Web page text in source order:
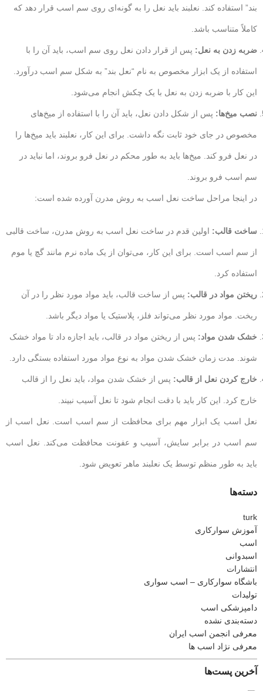
بند” استفاده کند. نعلبند باید نعل را به گونه‌ای روی سم اسب قرار دهد که
کاملاً متناسب باشد.
ضربه زدن به نعل: پس از قرار دادن نعل روی سم اسب، باید آن را با
استفاده از یک ابزار مخصوص به نام “نعل بند” به شکل سم اسب درآورد.
این کار با ضربه زدن به نعل با یک چکش انجام می‌شود.
نصب میخ‌ها: پس از شکل دادن نعل، باید آن را با استفاده از میخ‌های
مخصوص در جای خود ثابت نگه داشت. برای این کار، نعلبند باید میخ‌ها را
در نعل فرو کند. میخ‌ها باید به طور محکم در نعل فرو بروند، اما نباید در
سم اسب فرو بروند.
در اینجا مراحل ساخت نعل اسب به روش مدرن آورده شده است:
ساخت قالب: اولین قدم در ساخت نعل اسب به روش مدرن، ساخت قالبی
از سم اسب است. برای این کار، می‌توان از یک ماده نرم مانند گچ یا موم
استفاده کرد.
ریختن مواد در قالب: پس از ساخت قالب، باید مواد مورد نظر را در آن
ریخت. مواد مورد نظر می‌تواند فلز، پلاستیک یا مواد دیگر باشد.
خشک شدن مواد: پس از ریختن مواد در قالب، باید اجازه داد تا مواد خشک
شوند. مدت زمان خشک شدن مواد به نوع مواد مورد استفاده بستگی دارد.
خارج کردن نعل از قالب: پس از خشک شدن مواد، باید نعل را از قالب
خارج کرد. این کار باید با دقت انجام شود تا نعل آسیب نبیند.
نعل اسب یک ابزار مهم برای محافظت از سم اسب است. نعل اسب از
سم اسب در برابر سایش، آسیب و عفونت محافظت می‌کند. نعل اسب
باید به طور منظم توسط یک نعلبند ماهر تعویض شود.
دسته‌ها
turk
آموزش سوارکاری
اسب
اسبدوانی
انتشارات
باشگاه سوارکاری – اسب سواری
تولیدات
دامپزشکی اسب
دسته‌بندی نشده
معرفی انجمن اسب ایران
معرفی نژاد اسب ها
آخرین پست‌ها